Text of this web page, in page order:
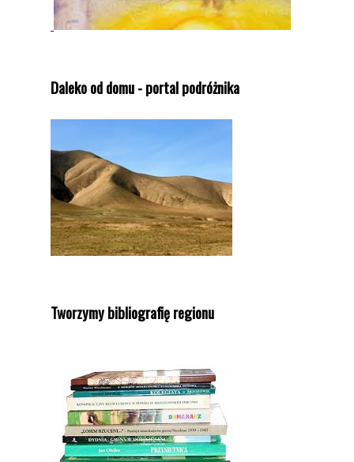
Daleko od domu - portal podróżnika
Tworzymy bibliografię regionu